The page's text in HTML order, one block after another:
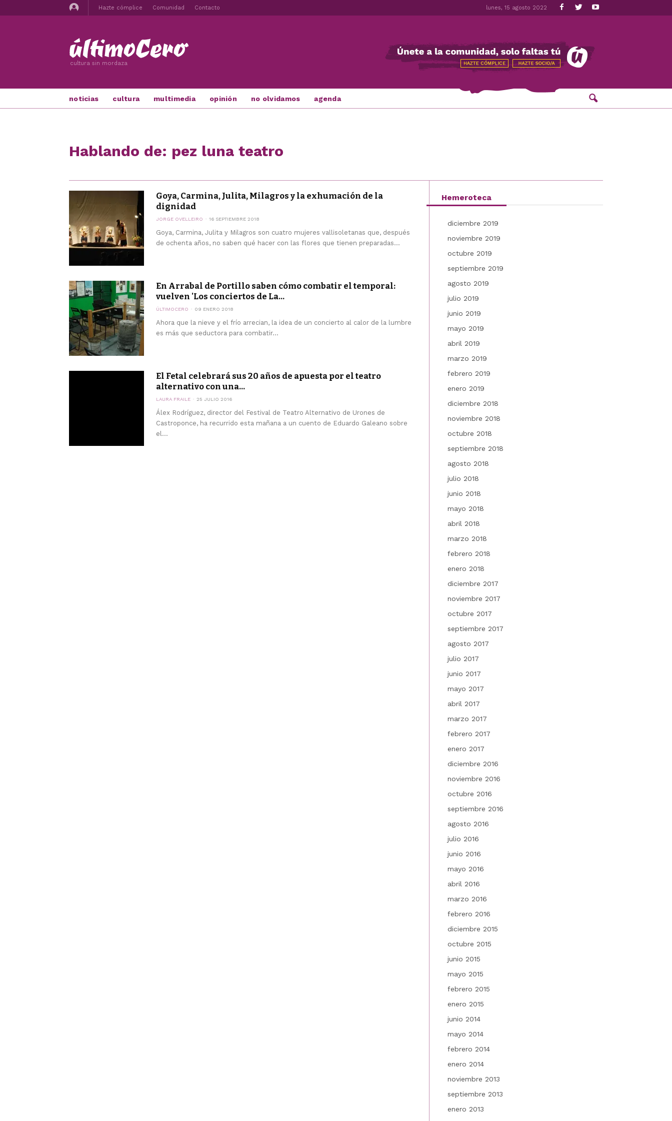
Hazte cómplice Comunidad Contacto lunes, 15 agosto 2022
cultura sin mordaza
noticias cultura multimedia opinión no olvidamos agenda
Hablando de: pez luna teatro
Goya, Carmina, Julita, Milagros y la exhumación de la
dignidad
JORGE OVELLEIRO 16 SEPTIEMBRE 2018
Goya, Carmina, Julita y Milagros son cuatro mujeres vallisoletanas que, después
de ochenta años, no saben qué hacer con las flores que tienen preparadas...
En Arrabal de Portillo saben cómo combatir el temporal:
vuelven 'Los conciertos de La...
ÚLTIMOCERO 09 ENERO 2018
Ahora que la nieve y el frío arrecian, la idea de un concierto al calor de la lumbre
es más que seductora para combatir...
El Fetal celebrará sus 20 años de apuesta por el teatro
alternativo con una...
LAURA FRAILE 25 JULIO 2016
Álex Rodríguez, director del Festival de Teatro Alternativo de Urones de
Castroponce, ha recurrido esta mañana a un cuento de Eduardo Galeano sobre
el...
Hemeroteca
diciembre 2019
noviembre 2019
octubre 2019
septiembre 2019
agosto 2019
julio 2019
junio 2019
mayo 2019
abril 2019
marzo 2019
febrero 2019
enero 2019
diciembre 2018
noviembre 2018
octubre 2018
septiembre 2018
agosto 2018
julio 2018
junio 2018
mayo 2018
abril 2018
marzo 2018
febrero 2018
enero 2018
diciembre 2017
noviembre 2017
octubre 2017
septiembre 2017
agosto 2017
julio 2017
junio 2017
mayo 2017
abril 2017
marzo 2017
febrero 2017
enero 2017
diciembre 2016
noviembre 2016
octubre 2016
septiembre 2016
agosto 2016
julio 2016
junio 2016
mayo 2016
abril 2016
marzo 2016
febrero 2016
diciembre 2015
octubre 2015
junio 2015
mayo 2015
febrero 2015
enero 2015
junio 2014
mayo 2014
febrero 2014
enero 2014
noviembre 2013
septiembre 2013
enero 2013